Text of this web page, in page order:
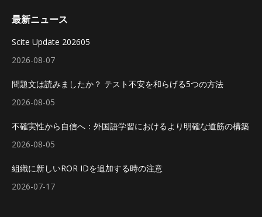
最新ニュース
Scite Update 202605
2026-08-07
問題文は読みましたか？ テスト不安を和らげる5つの方法
2026-08-05
不確実性から自信へ：外国語学習におけるより明確な道筋の構築
2026-08-05
組織に新しいROR IDを追加する時の注意
2026-07-17